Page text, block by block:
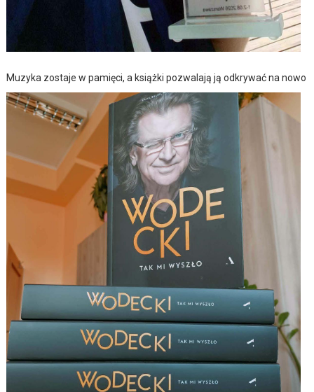
Muzyka zostaje w pamięci, a książki pozwalają ją odkrywać na nowo